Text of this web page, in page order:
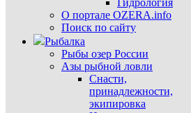
Гидрология
О портале OZERA.info
Поиск по сайту
Рыбалка
Рыбы озер России
Азы рыбной ловли
Снасти,
принадлежности,
экипировка